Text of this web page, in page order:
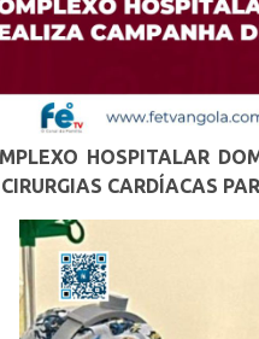
HOSPITALAR
CARDÍACAS